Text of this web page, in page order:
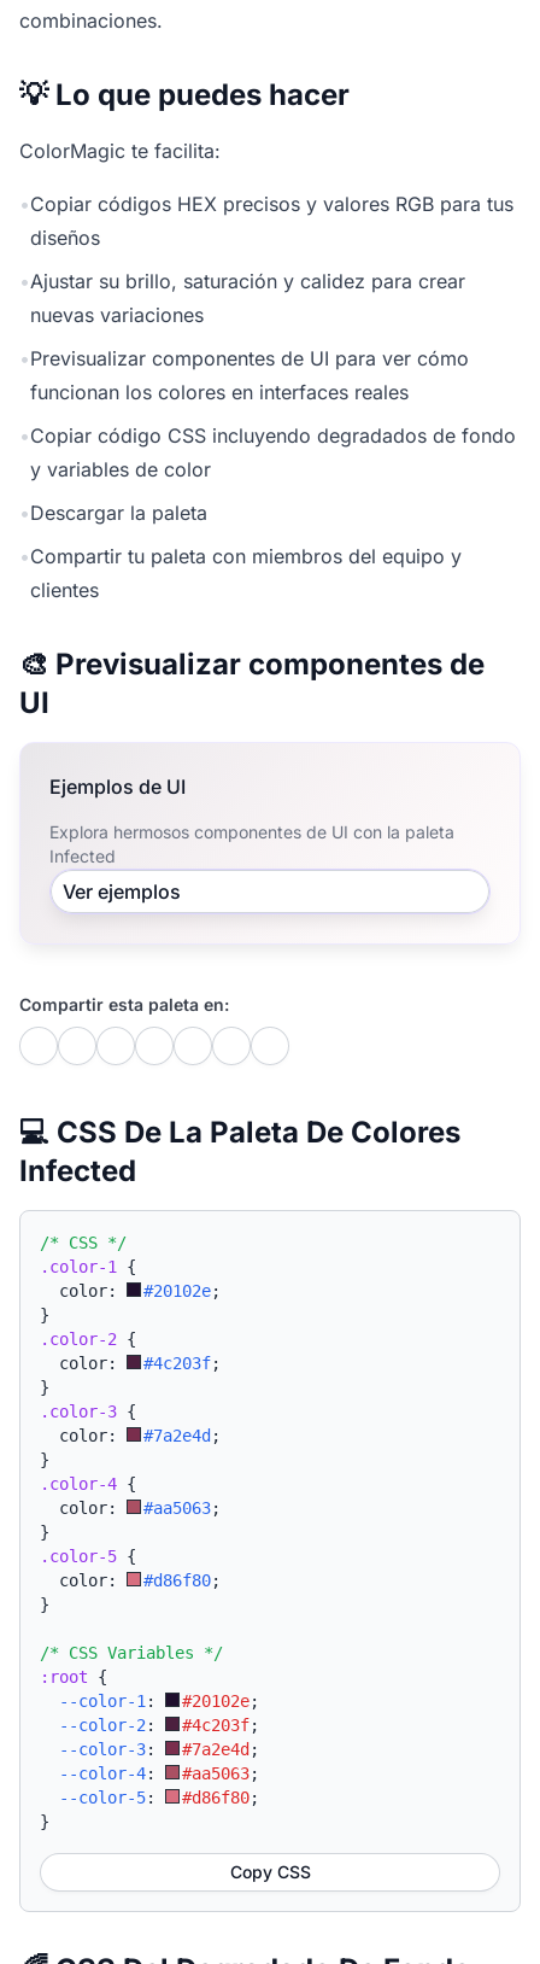
combinaciones.
💡 Lo que puedes hacer
ColorMagic te facilita:
•Copiar códigos HEX precisos y valores RGB para tus
diseños
•Ajustar su brillo, saturación y calidez para crear
nuevas variaciones
•Previsualizar componentes de UI para ver cómo
funcionan los colores en interfaces reales
•Copiar código CSS incluyendo degradados de fondo
y variables de color
•Descargar la paleta
•Compartir tu paleta con miembros del equipo y
clientes
🎨 Previsualizar componentes de
UI
Ejemplos de UI
Explora hermosos componentes de UI con la paleta
Infected
Ver ejemplos
Compartir esta paleta en:
💻 CSS De La Paleta De Colores
Infected
/* CSS */
.color-1
{
  color:
#20102e;
}
.color-2 {
  color:
#4c203f;
}
.color-3 {
  color:
#7a2e4d ;
}
.color-4 {
  color:
#aa5063;
}
.color-5 {
  color:
#d86f80;
}
/* CSS Variables */
:root {
--color-1 : #20102e;
--color-2 : #4c203f;
--color-3: #7a2e4d ;
--color-4: #aa5063;
--color-5: #d86f80;
}
Copy CSS